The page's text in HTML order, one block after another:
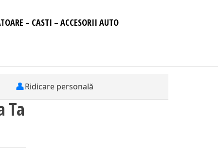
– CASTI – ACCESORII AUTO
👤Ridicare personală
Ta